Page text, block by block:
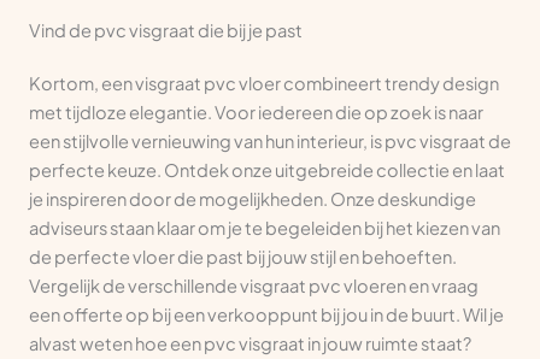
Vind de pvc visgraat die bij je past
Kortom, een visgraat pvc vloer combineert trendy design
met tijdloze elegantie. Voor iedereen die op zoek is naar
een stijlvolle vernieuwing van hun interieur, is pvc visgraat de
perfecte keuze. Ontdek onze uitgebreide collectie en laat
je inspireren door de mogelijkheden. Onze deskundige
adviseurs staan klaar om je te begeleiden bij het kiezen van
de perfecte vloer die past bij jouw stijl en behoeften.
Vergelijk de verschillende visgraat pvc vloeren en vraag
een offerte op bij een verkooppunt bij jou in de buurt. Wil je
alvast weten hoe een pvc visgraat in jouw ruimte staat?